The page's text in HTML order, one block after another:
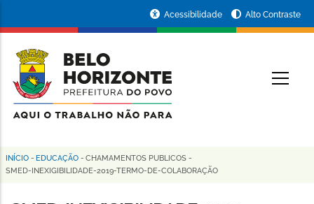
conteúdo
principal
da
Prefeitura
de
Horizonte
Acessibilidade Alto Contraste
Trilha
INÍCIO - EDUCAÇÃO - CHAMAMENTOS PUBLICOS -
SMED-INEXIGIBILIDADE-2019-TERMO-DE-COLABORAÇÃO